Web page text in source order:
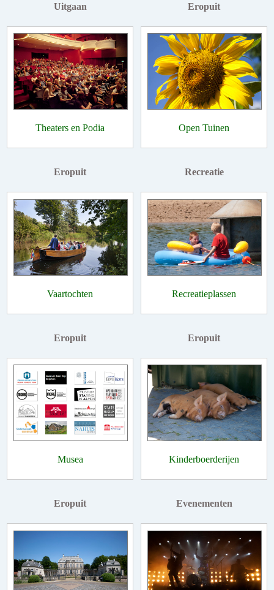
Uitgaan
Theaters en Podia
Eropuit
Open Tuinen
Eropuit
Vaartochten
Recreatie
Recreatieplassen
Eropuit
Musea
Eropuit
Kinderboerderijen
Eropuit Evenementen